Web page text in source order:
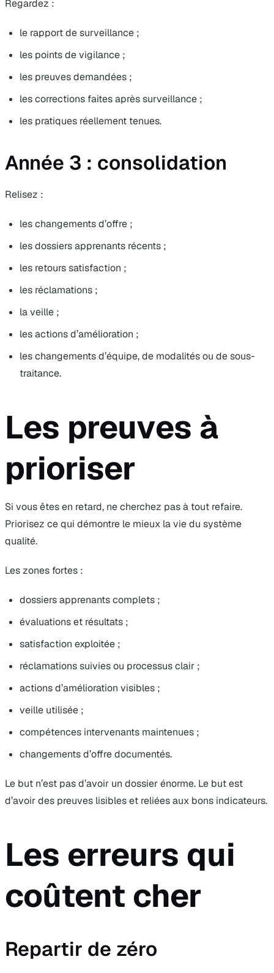
Regardez :
le rapport de surveillance ;
les points de vigilance ;
les preuves demandées ;
les corrections faites après surveillance ;
les pratiques réellement tenues.
Année 3 : consolidation
Relisez :
les changements d’offre ;
les dossiers apprenants récents ;
les retours satisfaction ;
les réclamations ;
la veille ;
les actions d’amélioration ;
les changements d’équipe, de modalités ou de sous-
traitance.
Les preuves à
prioriser
Si vous êtes en retard, ne cherchez pas à tout refaire.
Priorisez ce qui démontre le mieux la vie du système
qualité.
Les zones fortes :
dossiers apprenants complets ;
évaluations et résultats ;
satisfaction exploitée ;
réclamations suivies ou processus clair ;
actions d’amélioration visibles ;
veille utilisée ;
compétences intervenants maintenues ;
changements d’offre documentés.
Le but n’est pas d’avoir un dossier énorme. Le but est
d’avoir des preuves lisibles et reliées aux bons indicateurs.
Les erreurs qui
coûtent cher
Repartir de zéro